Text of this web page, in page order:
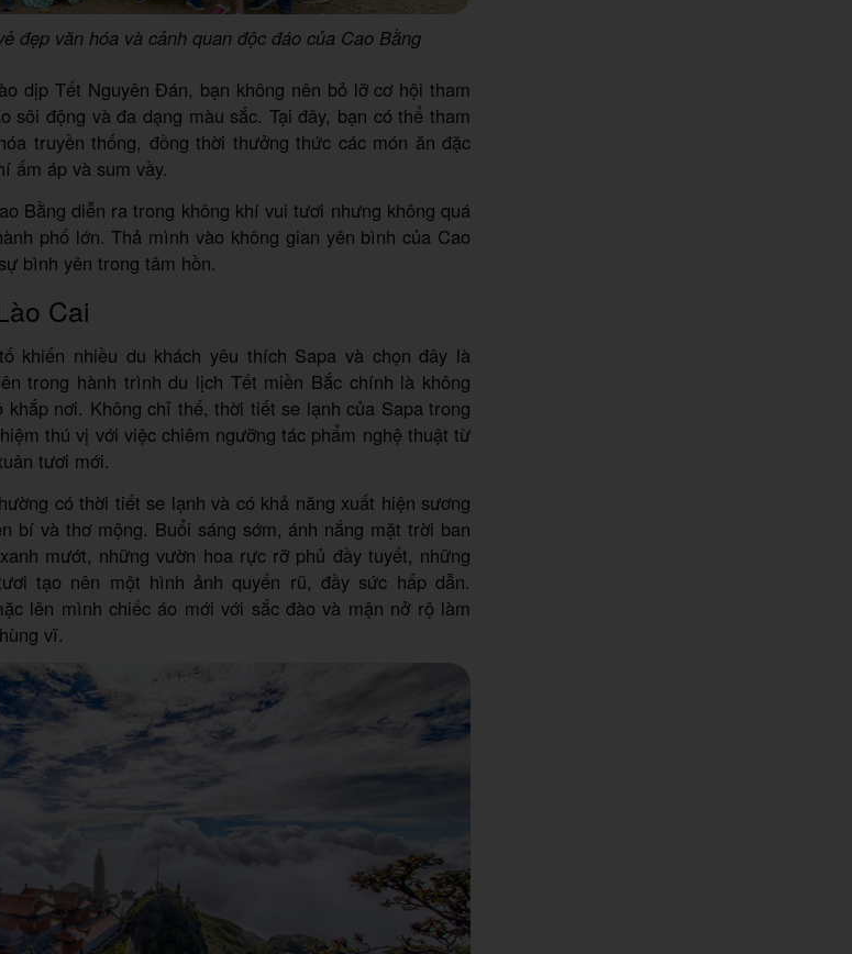
đẹp văn hóa và cảnh quan độc đáo của Cao Bằng
dịp Tết Nguyên Đán, bạn không nên bỏ lỡ cơ hội tham
sôi động và đa dạng màu sắc. Tại đây, bạn có thể tham
truyền thống, đồng thời thưởng thức các món ăn đặc
ấm áp và sum vầy.
Bằng diễn ra trong không khí vui tươi nhưng không quá
phố lớn. Thả mình vào không gian yên bình của Cao
bình yên trong tâm hồn.
Cai
khiến nhiều du khách yêu thích Sapa và chọn đây là
trong hành trình du lịch Tết miền Bắc chính là không
nơi. Không chỉ thế, thời tiết se lạnh của Sapa trong
thú vị với việc chiêm ngưỡng tác phẩm nghệ thuật từ
tươi mới.
có thời tiết se lạnh và có khả năng xuất hiện sương
bí và thơ mộng. Buổi sáng sớm, ánh nắng mặt trời ban
mướt, những vườn hoa rực rỡ phủ đầy tuyết, những
tạo nên một hình ảnh quyến rũ, đầy sức hấp dẫn.
lên mình chiếc áo mới với sắc đào và mận nở rộ làm
vĩ.